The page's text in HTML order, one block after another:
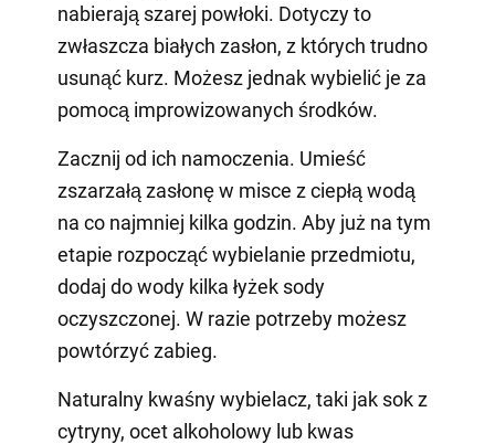
nabierają szarej powłoki. Dotyczy to
zwłaszcza białych zasłon, z których trudno
usunąć kurz. Możesz jednak wybielić je za
pomocą improwizowanych środków.
Zacznij od ich namoczenia. Umieść
zszarzałą zasłonę w misce z ciepłą wodą
na co najmniej kilka godzin. Aby już na tym
etapie rozpocząć wybielanie przedmiotu,
dodaj do wody kilka łyżek sody
oczyszczonej. W razie potrzeby możesz
powtórzyć zabieg.
Naturalny kwaśny wybielacz, taki jak sok z
cytryny, ocet alkoholowy lub kwas